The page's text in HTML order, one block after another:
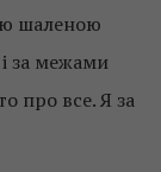
шаленою
за межами
про все. Я за